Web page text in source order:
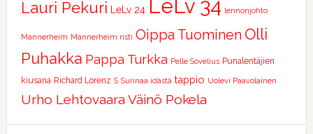
Lauri Pekuri LeLv 24 LeLv 34 lennonjohto
Mannerheim Mannerheim risti Oippa Tuominen Olli
Puhakka Pappa Turkka Pelle Sovelius Punalentäjien
kiusana Richard Lorenz S Surinaa idästä tappio Uolevi Paavolainen
Urho Lehtovaara Väinö Pokela